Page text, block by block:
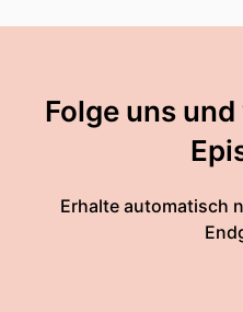
Folge uns
Erhalte automatisch